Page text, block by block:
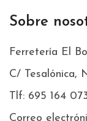
Sobre
Ferretería El
C/ Tesalónica,
Tlf: 695 164
Correo